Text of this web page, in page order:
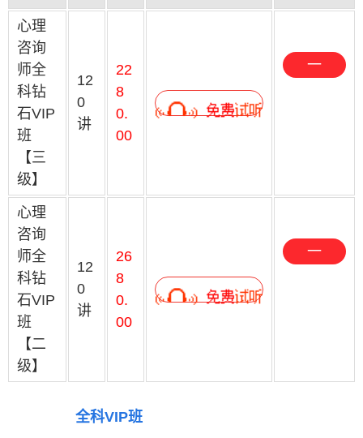
心理
咨询
师全
科钻
石VIP
班
【三
级】
12
0
讲
22
8
0.
00
一
心理
咨询
师全
科钻
石VIP
班
【二
级】
12
0
讲
26
8
0.
00
一
全科VIP班